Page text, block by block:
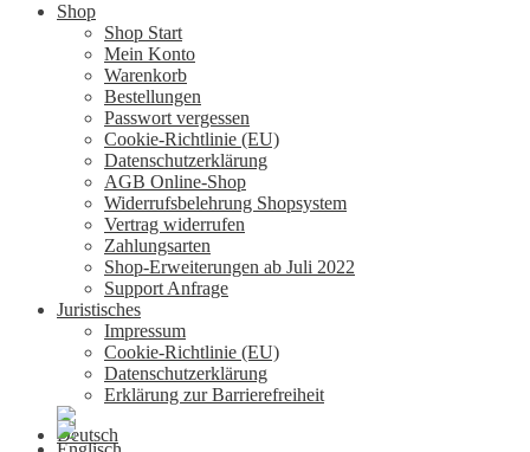
Shop
Shop Start
Mein Konto
Warenkorb
Bestellungen
Passwort vergessen
Cookie-Richtlinie (EU)
Datenschutzerklärung
AGB Online-Shop
Widerrufsbelehrung Shopsystem
Vertrag widerrufen
Zahlungsarten
Shop-Erweiterungen ab Juli 2022
Support Anfrage
Juristisches
Impressum
Cookie-Richtlinie (EU)
Datenschutzerklärung
Erklärung zur Barrierefreiheit